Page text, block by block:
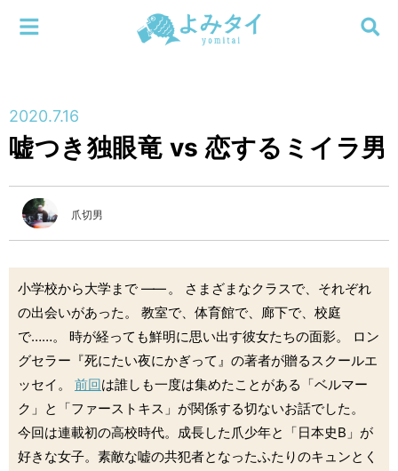
特集
編集部
検索する
メニューを閉じる
2020.7.16
嘘つき独眼竜 vs 恋するミイラ男
爪切男
小学校から大学まで ―― 。 さまざまなクラスで、それぞれ
の出会いがあった。 教室で、体育館で、廊下で、校庭
で……。 時が経っても鮮明に思い出す彼女たちの面影。 ロン
グセラー『死にたい夜にかぎって』の著者が贈るスクールエ
ッセイ。 前回は誰しも一度は集めたことがある「ベルマー
ク」と「ファーストキス」が関係する切ないお話でした。
今回は連載初の高校時代。成長した爪少年と「日本史B」が
好きな女子。素敵な嘘の共犯者となったふたりのキュンとく